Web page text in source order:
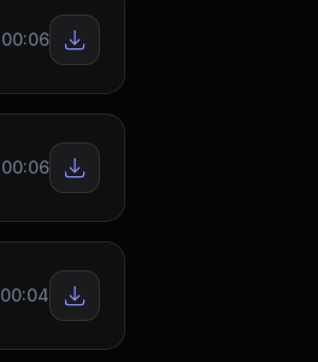
00:06
00:06
00:04